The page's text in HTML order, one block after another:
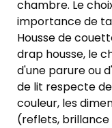
chambre. Le
importance de
Housse de
drap housse, le
d'une parure ou
de lit respecte
couleur, les
(reflets,